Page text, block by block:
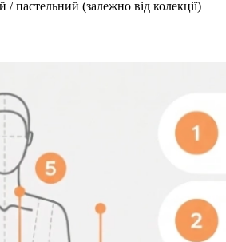
пастельний (залежно від колекції)